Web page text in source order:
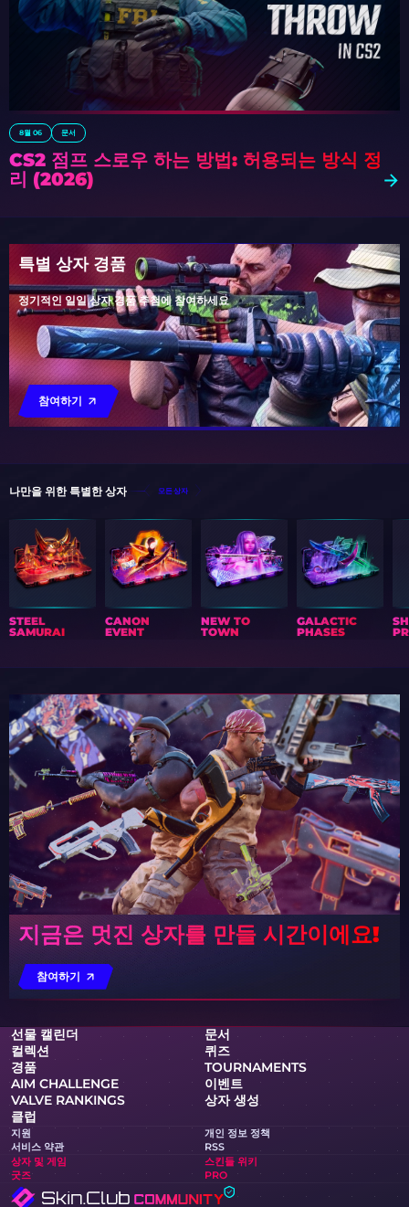
8월 06 문서
CS2 점프 스로우 하는 방법: 허용되는 방식 정
리 (2026)
특별 상자 경품
정기적인 일일 상자 경품 추첨에 참여하세요
참여하기
나만을 위한 특별한 상자 모든 상자
STEEL
SAMURAI
CANON
EVENT
NEW TO
TOWN
GALACTIC
PHASES
지금은 멋진 상자를 만들 시간이에요!
참여하기
선물 캘린더
문서
컬렉션
퀴즈
경품
TOURNAMENTS
AIM CHALLENGE
이벤트
VALVE RANKINGS
상자 생성
클럽
지원
개인 정보 정책
서비스 약관
RSS
상자 및 게임
스킨들 위키
굿즈
PRO